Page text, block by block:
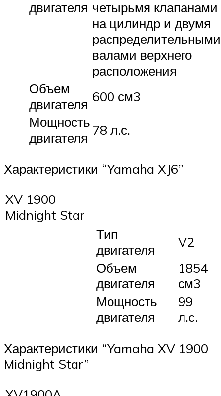
двигателя четырьмя клапанами
на цилиндр и двумя
распределительными
валами верхнего
расположения
Объем
двигателя 600 см3
Мощность
двигателя 78 л.с.
Характеристики “Yamaha XJ6”
XV 1900
Midnight Star
Тип
двигателя
V2
Объем
двигателя
1854
см3
Мощность
двигателя
99
л.с.
Характеристики “Yamaha XV 1900
Midnight Star”